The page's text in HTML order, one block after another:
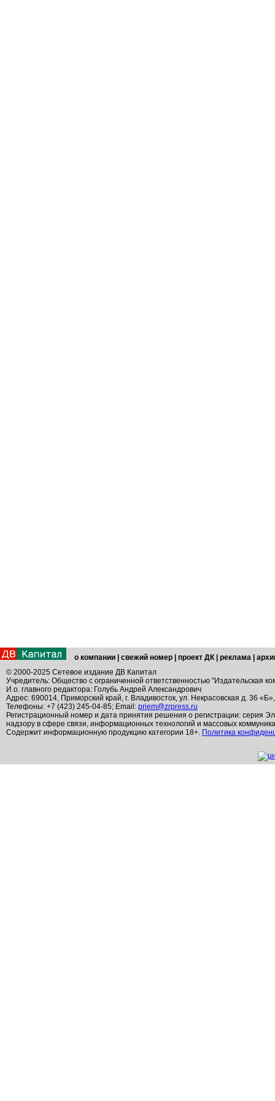
о компании свежий номер проект ДК реклама
© 2000-2025 Сетевое издание ДВ Капитал
Учредитель: Общество с ограниченной ответственностью "Издательская
И.о. главного редактора: Голубь Андрей Александрович
Адрес: 690014, Приморский край, г. Владивосток, ул. Некрасовская д. 36
Телефоны: +7 (423) 245-04-85; Email: priem@zrpress.ru
Регистрационный номер и дата принятия решения о регистрации: серия
надзору в сфере связи, информационных технологий и массовых
Содержит информационную продукцию категории 18+. Политика